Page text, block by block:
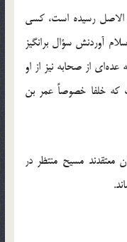
الاصل رسیده است، کسى
آوردنش سؤال برانگیز
از صحابه نیز از او
که خلفا خصوصاً عمر بن
معتقدند مسیح منتظر در